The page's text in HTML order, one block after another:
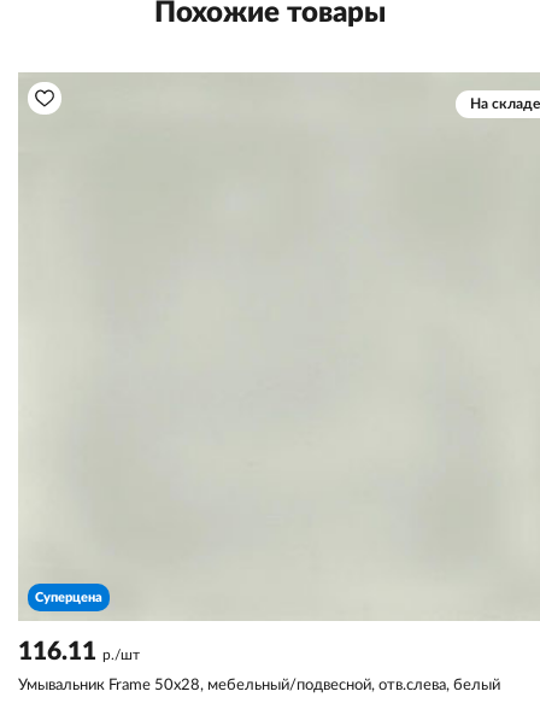
Похожие товары
На складе
Суперцена
116.11 р./шт
Умывальник Frame 50х28, мебельный/подвесной, отв.слева, белый